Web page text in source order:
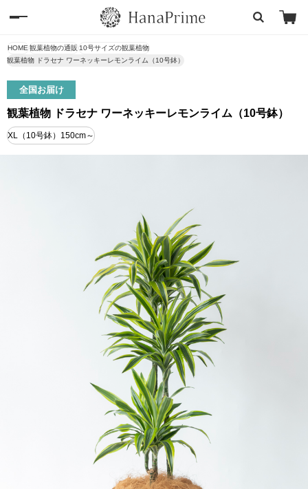
HOME 観葉植物の通販 10号サイズの観葉植物
観葉植物 ドラセナ ワーネッキーレモンライム（10号鉢）
全国お届け
観葉植物 ドラセナ ワーネッキーレモンライム（10号鉢）
XL（10号鉢）150cm～